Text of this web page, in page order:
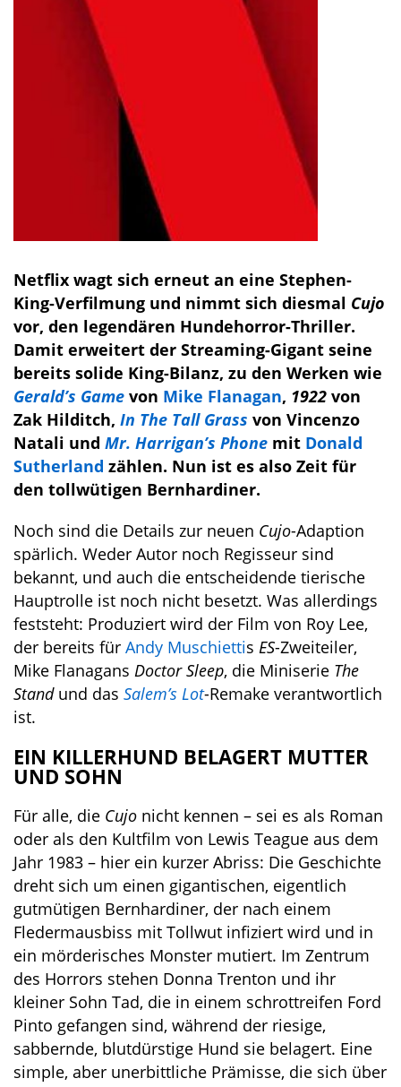
Netflix wagt sich erneut an eine Stephen-
King-Verfilmung und nimmt sich diesmal Cujo
vor, den legendären Hundehorror-Thriller.
Damit erweitert der Streaming-Gigant seine
bereits solide King-Bilanz, zu den Werken wie
Gerald’s Game von Mike Flanagan, 1922 von
Zak Hilditch, In The Tall Grass von Vincenzo
Natali und Mr. Harrigan’s Phone mit Donald
Sutherland zählen. Nun ist es also Zeit für
den tollwütigen Bernhardiner.
Noch sind die Details zur neuen Cujo-Adaption
spärlich. Weder Autor noch Regisseur sind
bekannt, und auch die entscheidende tierische
Hauptrolle ist noch nicht besetzt. Was allerdings
feststeht: Produziert wird der Film von Roy Lee,
der bereits für Andy Muschiettis ES-Zweiteiler,
Mike Flanagans Doctor Sleep, die Miniserie The
Standund das Salem’s Lot-Remake verantwortlich
ist.
EIN KILLERHUND BELAGERT MUTTER
UND SOHN
Für alle, die Cujo nicht kennen – sei es als Roman
oder als den Kultfilm von Lewis Teague aus dem
Jahr 1983 – hier ein kurzer Abriss: Die Geschichte
dreht sich um einen gigantischen, eigentlich
gutmütigen Bernhardiner, der nach einem
Fledermausbiss mit Tollwut infiziert wird und in
ein mörderisches Monster mutiert. Im Zentrum
des Horrors stehen Donna Trenton und ihr
kleiner Sohn Tad, die in einem schrottreifen Ford
Pinto gefangen sind, während der riesige,
sabbernde, blutdürstige Hund sie belagert. Eine
simple, aber unerbittliche Prämisse, die sich über